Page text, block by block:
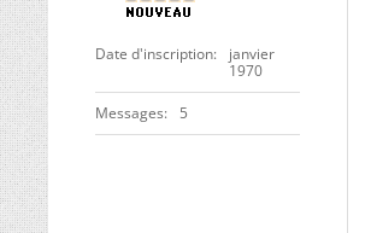
Date d'inscription
janvier
1970
Messages 5